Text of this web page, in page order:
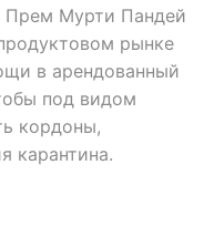
Прем Мурти Пандей
рынке
в арендованный
под видом
кордоны,
карантина.